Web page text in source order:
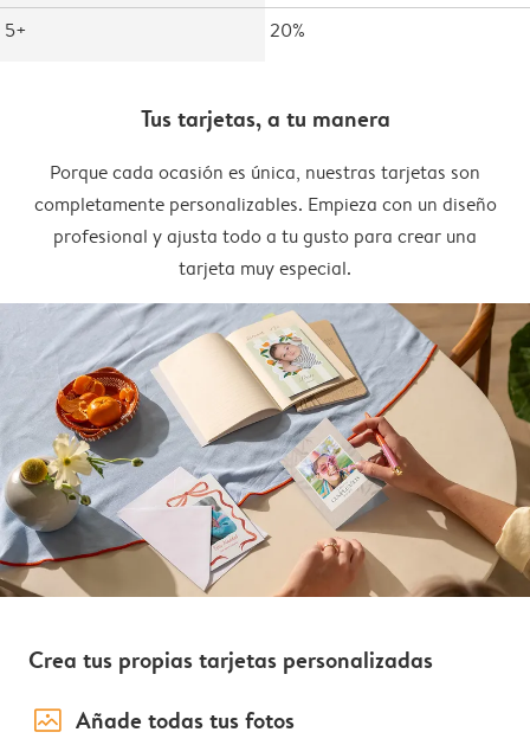
5+
20%
Tus tarjetas, a tu manera
Porque cada ocasión es única, nuestras tarjetas son
completamente personalizables. Empieza con un diseño
profesional y ajusta todo a tu gusto para crear una
tarjeta muy especial.
Crea tus propias tarjetas personalizadas
image_placeholder Añade todas tus fotos